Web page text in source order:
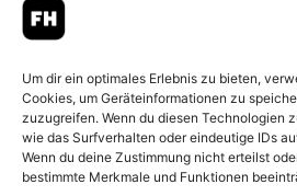
Um dir ein optimales Erlebnis zu bieten,
Cookies, um Geräteinformationen zu
zuzugreifen. Wenn du diesen Technologien
wie das Surfverhalten oder eindeutige IDs
Wenn du deine Zustimmung nicht erteilst
bestimmte Merkmale und Funktionen
© 2007-2026 Fohlen-Hautnah.de
– Alle rechte vorbehalten.
offiziell eingetragenes Magazin
bei der Deutschen
Nationalbibliothek (ISSN 1868-
8233). Nachdruck und
Weiterverarbeitung, auch
auszugsweise, nur mit